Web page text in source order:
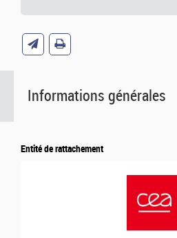
Informations générales
Entité de rattachement